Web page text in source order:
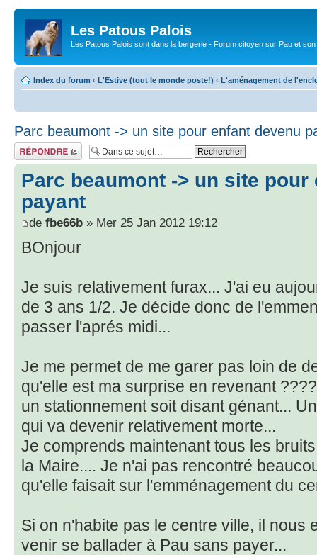
Les Patous Palois
Les Patous Palois sont dans la bergerie - Forum citoyen sur Pau et son
Index du forum ‹ L'Estive (tout le monde poste!) ‹ L'aménagement de
Parc beaumont -> un site pour enfant devenu
Répondre
Parc beaumont -> un site pour
payant
de fbe66b » Mer 25 Jan 2012 19:12
BOnjour
Je suis relativement furax... J'ai eu
de 3 ans 1/2. Je décide donc de
passer l'aprés midi...
Je me permet de me garer pas loin de
qu'elle est ma surprise en revenant
un stationnement soit disant génant...
qui va devenir relativement morte...
Je comprends maintenant tous les
la Maire.... Je n'ai pas rencontré
qu'elle faisait sur l'emménagement du
Si on n'habite pas le centre ville, il nous
venir se ballader à Pau sans payer...